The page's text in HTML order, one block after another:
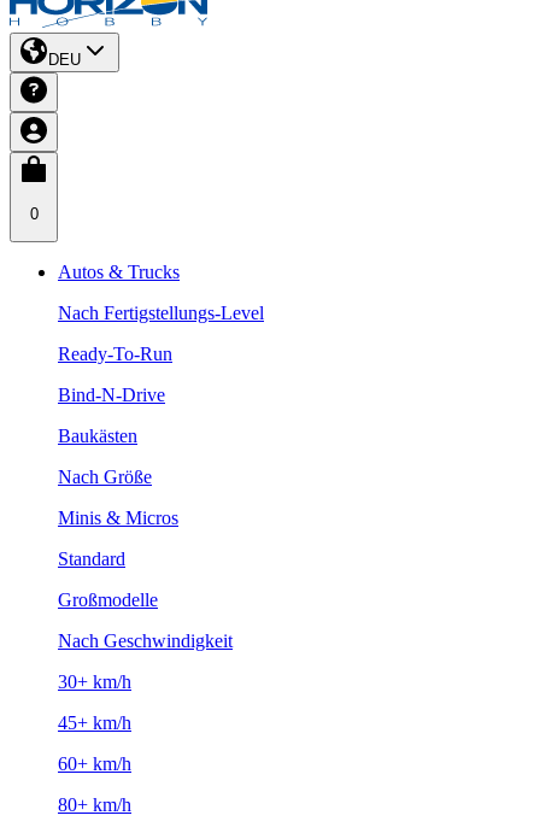
DEU
0
Autos & Trucks
Nach Fertigstellungs-Level
Ready-To-Run
Bind-N-Drive
Baukästen
Nach Größe
Minis & Micros
Standard
Großmodelle
Nach Geschwindigkeit
30+ km/h
45+ km/h
60+ km/h
80+ km/h